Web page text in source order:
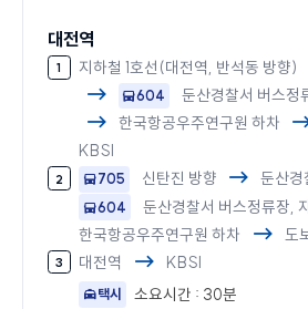
대전역
지하철 1호선(대전역, 반석동 방향)
604
둔산경찰서 버스정
한국항공우주연구원 하차
KBSI
705 신탄진 방향 둔산경
604
둔산경찰서 버스정류장,
한국항공우주연구원 하차
도
대전역
KBSI
택시 소요시간 : 30분